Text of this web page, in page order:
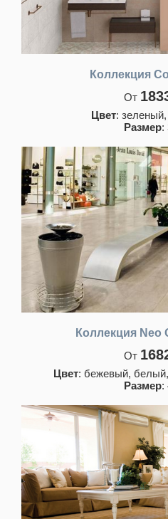
Коллекция
От
Цвет:
Размер:
Коллекция Neo
От
Цвет: бежевый,
Размер: